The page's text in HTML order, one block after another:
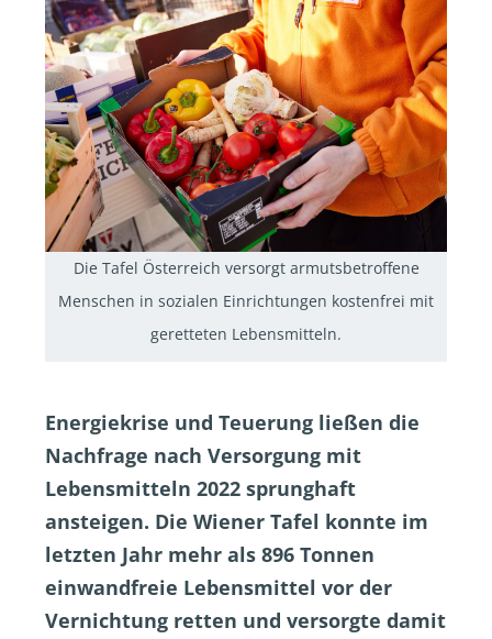
Die Tafel Österreich versorgt armutsbetroffene
Menschen in sozialen Einrichtungen kostenfrei mit
geretteten Lebensmitteln.
Energiekrise und Teuerung ließen die
Nachfrage nach Versorgung mit
Lebensmitteln 2022 sprunghaft
ansteigen. Die Wiener Tafel konnte im
letzten Jahr mehr als 896 Tonnen
einwandfreie Lebensmittel vor der
Vernichtung retten und versorgte damit